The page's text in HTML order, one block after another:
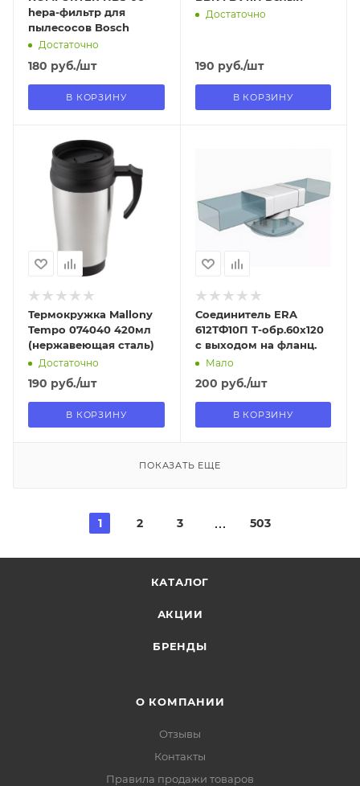
hepa-фильтр для
пылесосов Bosch
Достаточно
180 руб./шт
В КОРЗИНУ
Достаточно
190 руб./шт
В КОРЗИНУ
Отправим
13.08.2026
В наличии в пункте
самовывоза
Термокружка Mallony
Tempo 074040 420мл
(нержавеющая сталь)
Достаточно
190 руб./шт
В КОРЗИНУ
В наличии в пункте
самовывоза
Да
Соединитель ERA
612ТФ10П Т-обр.60х120
с выходом на фланц.
Мало
200 руб./шт
В КОРЗИНУ
ПОКАЗАТЬ ЕЩЕ
1 2 3 503
КАТАЛОГ
АКЦИИ
БРЕНДЫ
О КОМПАНИИ
Отзывы
Контакты
Правила продажи товаров